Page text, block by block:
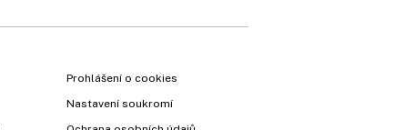
Prohlášení o cookies
Nastavení soukromí